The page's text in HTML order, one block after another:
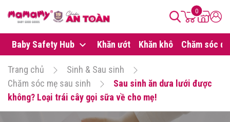
0
Baby Safety Hub Khăn ướt Khăn khô Chăm sóc da
Trang chủ
Sinh & Sau sinh
Chăm sóc mẹ sau sinh
Sau sinh ăn dưa lưới được
không? Loại trái cây gọi sữa về cho mẹ!